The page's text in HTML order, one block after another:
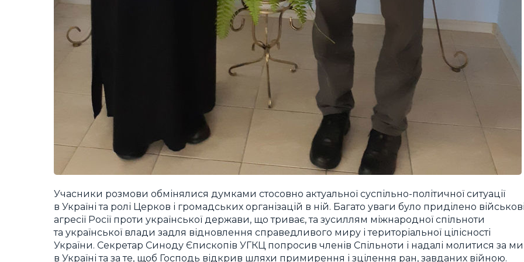
Учасники розмови обмінялися думками стосовно актуальної суспільно-політичної ситуації
в Україні та ролі Церков і громадських організацій в ній. Багато уваги було приділено
агресії Росії проти української держави, що триває, та зусиллям міжнародної спільноти
та української влади задля відновлення справедливого миру і територіальної цілісності
України. Секретар Синоду Єпископів УГКЦ попросив членів Спільноти і надалі молитися за
в Україні та за те, щоб Господь відкрив шляхи примирення і зцілення ран, завданих війною.